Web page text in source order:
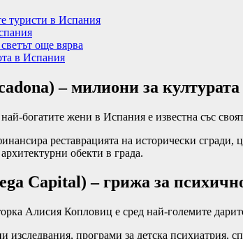
туристи в Испания
още вярва
в Испания
– милиони за културата
богатите жени в Испания е известна със
реставрацията на исторически
обекти в града.
Capital) – грижа за
Алисия Копловиц е сред най-големите
изследвания, програми за детска